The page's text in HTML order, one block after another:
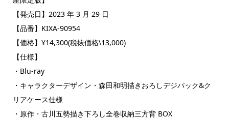
【発売日】2023 年 3 月 29 日
【品番】KIXA-90954
【価格】¥14,300(税抜価格\13,000)
【仕様】
・Blu-ray
・キャラクターデザイン・森田和明描きおろしデジパック&ク
リアケース仕様
・原作・古川五勢描き下ろし全巻収納三方背 BOX